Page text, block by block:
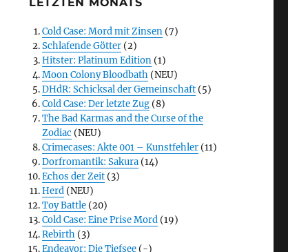
Cold Case: Mord mit Zinsen (7)
Schlafende Götter (2)
Hitster: Platinum Edition (1)
Moon Colony Bloodbath (NEU)
DHdR: Schicksal der Gemeinschaft (5)
Cold Case: Der letzte Zug (8)
The Bad Karmas and the Curse of the
Zodiac (NEU)
Crimecases: Akte 001 – Kunstfehler (11)
Dorfromantik: Sakura (14)
Echos der Zeit (3)
Herd (NEU)
Toy Battle (20)
Cold Case: Eine Prise Mord (19)
Rebirth (3)
Endeavor: Die Tiefsee (-)